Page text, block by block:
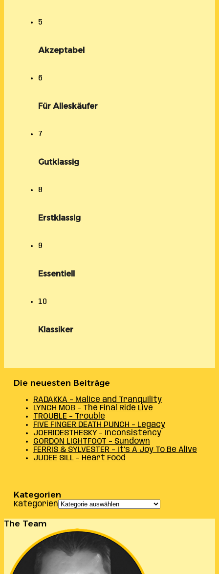
5
Akzeptabel
6
Für Alleskäufer
7
Gutklassig
8
Erstklassig
9
Essentiell
10
Klassiker
Die neuesten Beiträge
RADAKKA – Malice and Tranquility
LYNCH MOB – The Final Ride Live
TROUBLE – Trouble
FIVE FINGER DEATH PUNCH – Legacy
JOERIDESTHESKY – Inconsistency
GORDON LIGHTFOOT – Sundown
FERRIS & SYLVESTER – It’s A Joy To Be Alive
JUDEE SILL – Heart Food
Kategorien
Kategorien
The Team